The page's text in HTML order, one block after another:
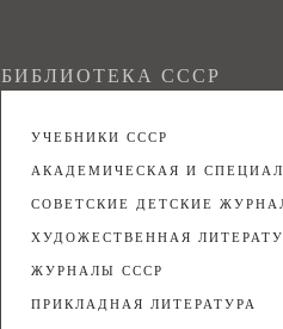
БИБЛИОТЕКА СССР
УЧЕБНИКИ СССР
АКАДЕМИЧЕСКАЯ И
СОВЕТСКИЕ ДЕТСКИЕ
ХУДОЖЕСТВЕННАЯ
ЖУРНАЛЫ СССР
ПРИКЛАДНАЯ ЛИТЕРАТУРА